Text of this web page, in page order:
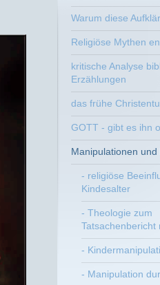
Warum diese
Religiöse Mythen
kritische Analyse
Erzählungen
das frühe
GOTT - gibt es ihn
Manipulationen und
- religiöse
Kindesalter
- Theologie zum
Tatsachenbericht
-
- Manipulation